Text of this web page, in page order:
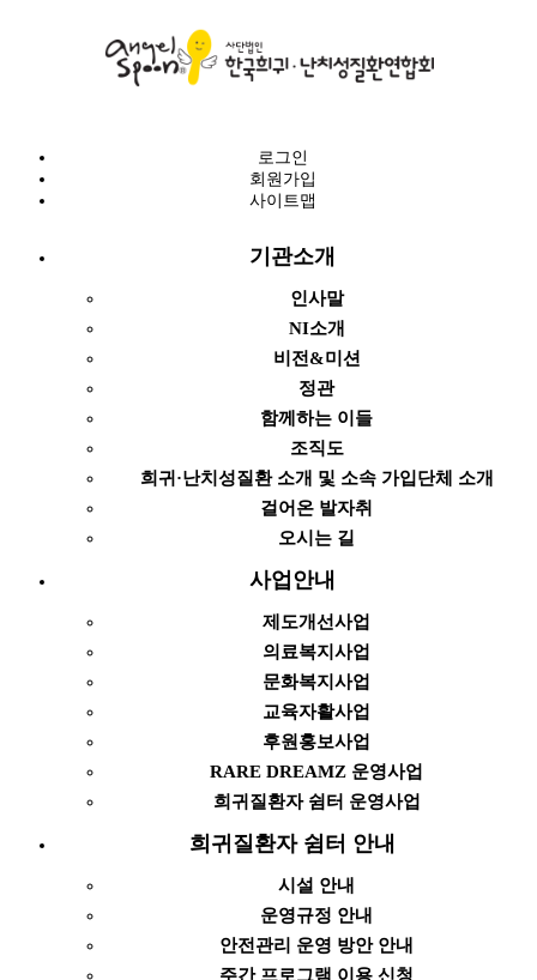
로그인
회원가입
사이트맵
기관소개
인사말
NI소개
비전&미션
정관
함께하는 이들
조직도
희귀·난치성질환 소개 및 소속 가입단체 소개
걸어온 발자취
오시는 길
사업안내
제도개선사업
의료복지사업
문화복지사업
교육자활사업
후원홍보사업
RARE DREAMZ 운영사업
희귀질환자 쉼터 운영사업
희귀질환자 쉼터 안내
시설 안내
운영규정 안내
안전관리 운영 방안 안내
주간 프로그램 이용 신청